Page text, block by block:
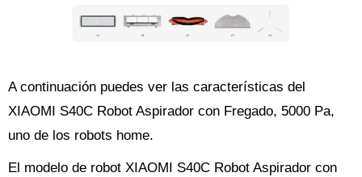
A continuación puedes ver las características del
XIAOMI S40C Robot Aspirador con Fregado, 5000 Pa,
uno de los robots home.
El modelo de robot XIAOMI S40C Robot Aspirador con